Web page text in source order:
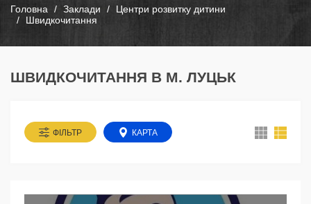
Головна Заклади
Центри розвитку дитини
Швидкочитання
ШВИДКОЧИТАННЯ В М. ЛУЦЬК
ФІЛЬТР КАРТА